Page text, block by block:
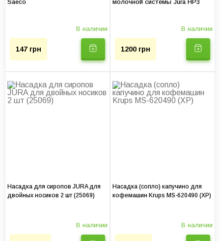
Для удобства клиентов оплату услуг принимаем любым
способом — наличным и безналичным расчетом. Диагностика
Предоставляем гарантийные обязательства после проведения
Услуг в прайсе: 1
Saeco
В наличии
147 грн
молочной системы Jura HP3
В наличии
1200 грн
Насадка для сиропов JURA для
двойных носиков 2 шт (25069)
В наличии
Насадка (сопло) капучино для
кофемашин Krups MS-620490 (XP)
В наличии